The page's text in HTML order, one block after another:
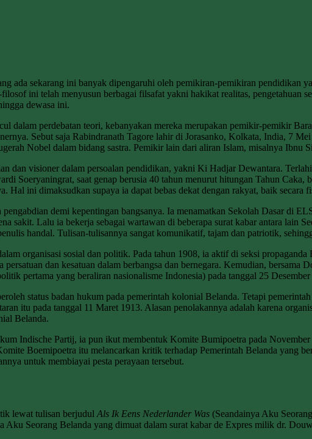
ada sekarang ini banyak dipengaruhi oleh pemikiran-pemikiran pendidikan
ini telah menyusun berbagai filsafat yakni hakikat realitas, pengetahuan
dewasa ini.
dalam perdebatan teori, kebanyakan mereka merupakan pemikir-pemikir
Sebut saja Rabindranath Tagore lahir di Jorasanko, Kolkata, India, 7
Nobel dalam bidang sastra. Pemikir lain dari aliran Islam, misalnya
dan visioner dalam persoalan pendidikan, yakni Ki Hadjar Dewantara.
Soeryaningrat, saat genap berusia 40 tahun menurut hitungan Tahun
Hal ini dimaksudkan supaya ia dapat bebas dekat dengan rakyat, baik secara
demi kepentingan bangsanya. Ia menamatkan Sekolah Dasar di
sakit. Lalu ia bekerja sebagai wartawan di beberapa surat kabar antara lain
handal. Tulisan-tulisannya sangat komunikatif, tajam dan patriotik,
organisasi sosial dan politik. Pada tahun 1908, ia aktif di seksi
dan kesatuan dalam berbangsa dan bernegara. Kemudian,
pertama yang beraliran nasionalisme Indonesia) pada tanggal 25
status badan hukum pada pemerintah kolonial Belanda. Tetapi
itu pada tanggal 11 Maret 1913. Alasan penolakannya adalah karena
Belanda.
Indische Partij, ia pun ikut membentuk Komite Bumipoetra pada
Boemipoetra itu melancarkan kritik terhadap Pemerintah Belanda yang
untuk membiayai pesta perayaan tersebut.
lewat tulisan berjudul Als Ik Eens Nederlander Was (Seandainya Aku
Aku Seorang Belanda yang dimuat dalam surat kabar de Expres milik dr.